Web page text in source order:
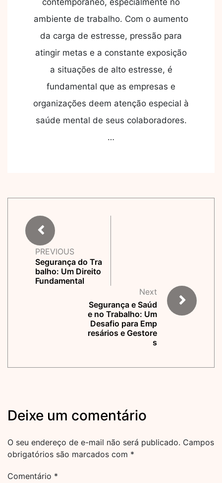
contemporâneo, especialmente no
ambiente de trabalho. Com o aumento
da carga de estresse, pressão para
atingir metas e a constante exposição
a situações de alto estresse, é
fundamental que as empresas e
organizações deem atenção especial à
saúde mental de seus colaboradores.
…
PREVIOUS
Segurança do Tra
balho: Um Direito
Fundamental
Next
Segurança e Saúd
e no Trabalho: Um
Desafio para Emp
resários e Gestore
s
Deixe um comentário
O seu endereço de e-mail não será publicado. Campos
obrigatórios são marcados com *
Comentário *